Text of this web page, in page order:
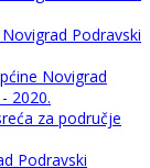
Podravski
Novigrad
2020.
za područje
Podravski